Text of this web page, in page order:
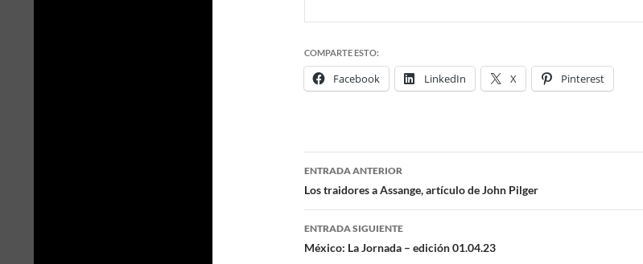
COMPARTE ESTO:
Facebook LinkedIn X Pinterest
Navegación
de
entradas
ENTRADA ANTERIOR
Los traidores a Assange, artículo de John Pilger
ENTRADA SIGUIENTE
México: La Jornada – edición 01.04.23